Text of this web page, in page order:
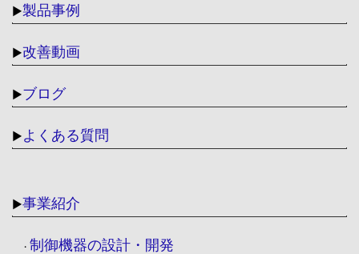
▶製品事例
▶改善動画
▶ブログ
▶よくある質問
▶事業紹介
・ 制御機器の設計・開発